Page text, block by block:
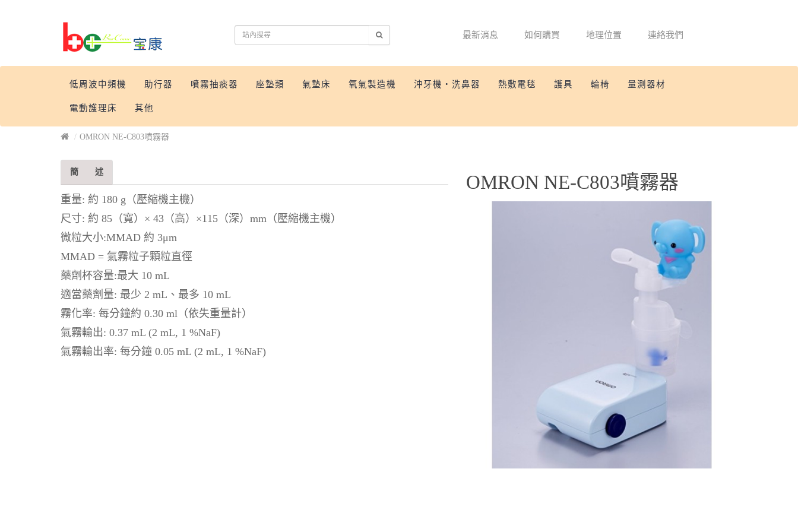
最新消息 如何購買 地理位置 連絡我們
低周波中頻機 助行器 噴霧抽痰器 座墊類 氣墊床 氧氣製造機 沖牙機‧洗鼻器 熱敷電毯 護具 輪椅 量測器材
電動護理床 其他
OMRON NE-C803噴霧器
簡 述
重量: 約 180 g（壓縮機主機）
尺寸: 約 85（寬）× 43（高）×115（深）mm（壓縮機主機）
微粒大小:MMAD 約 3μm
MMAD = 氣霧粒子顆粒直徑
藥劑杯容量:最大 10 mL
適當藥劑量: 最少 2 mL、最多 10 mL
霧化率: 每分鐘約 0.30 ml（依失重量計）
氣霧輸出: 0.37 mL (2 mL, 1 %NaF)
氣霧輸出率: 每分鐘 0.05 mL (2 mL, 1 %NaF)
OMRON NE-C803噴霧器